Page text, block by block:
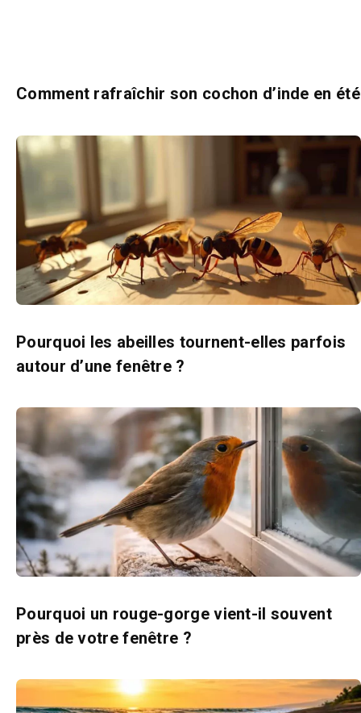
Comment rafraîchir son cochon d’inde en été
Pourquoi les abeilles tournent-elles parfois
autour d’une fenêtre ?
Pourquoi un rouge-gorge vient-il souvent
près de votre fenêtre ?